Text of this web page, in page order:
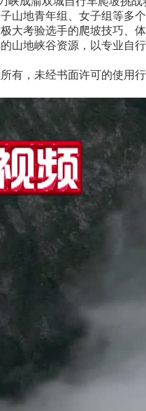
地青年组、女子组等多个
考验选手的爬坡技巧、体
地峡谷资源，以专业自行
有，未经书面许可的使用